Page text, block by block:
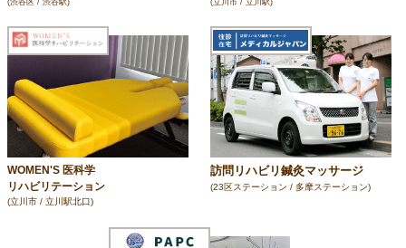
(渋谷区 / 渋谷駅) (立川市 / 立川駅)
WOMEN'S 医科学
リハビリテーション
(立川市 / 立川駅北口)
訪問リハビリ鍼灸マッサージ
(23区ステーション / 多摩ステーション)